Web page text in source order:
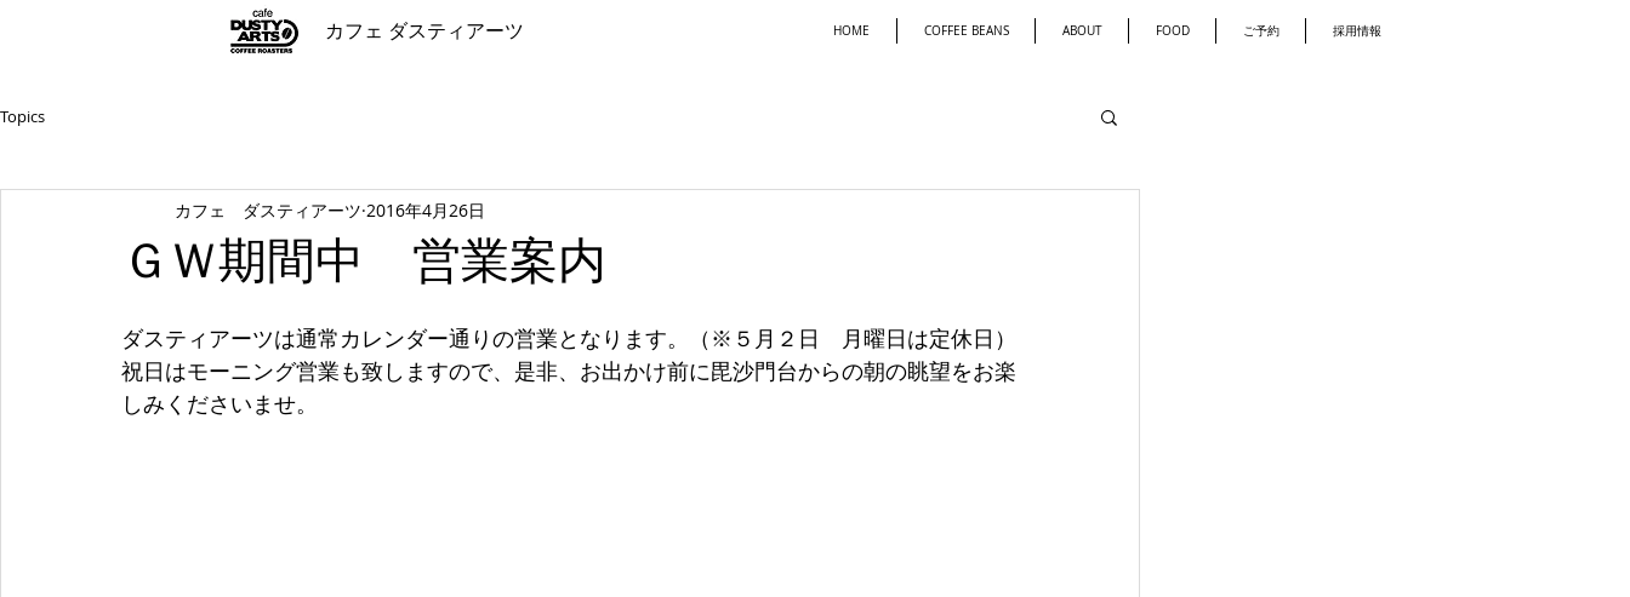
カフェ ダスティアーツ HOME COFFEE BEANS ABOUT FOOD ご予約 採用情報
Topics
ＧＷ期間中 営業案内
カフェ ダスティアーツ 2016年4月26日
ダスティアーツは通常カレンダー通りの営業となります。（※５月２日　月曜日は定休日）
祝日はモーニング営業も致しますので、是非、お出かけ前に毘沙門台からの朝の眺望をお楽
しみくださいませ。